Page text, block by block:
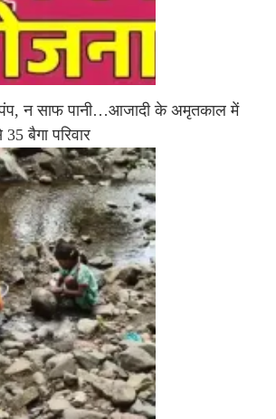
न साफ पानी…आजादी के अमृतकाल में
बैगा परिवार